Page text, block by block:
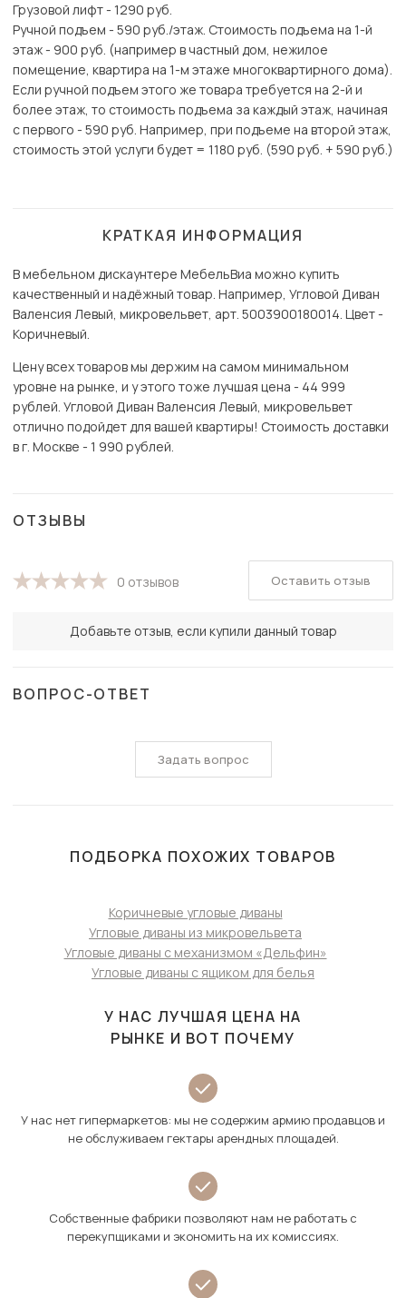
Грузовой лифт - 1290 руб.
Ручной подъем - 590 руб./этаж. Стоимость подъема на 1-й
этаж - 900 руб. (например в частный дом, нежилое
помещение, квартира на 1-м этаже многоквартирного дома).
Если ручной подъем этого же товара требуется на 2-й и
более этаж, то стоимость подъема за каждый этаж, начиная
с первого - 590 руб. Например, при подъеме на второй этаж,
стоимость этой услуги будет = 1180 руб. (590 руб. + 590 руб.)
КРАТКАЯ ИНФОРМАЦИЯ
В мебельном дискаунтере МебельВиа можно купить
качественный и надёжный товар. Например, Угловой Диван
Валенсия Левый, микровельвет, арт. 5003900180014. Цвет -
Коричневый.
Цену всех товаров мы держим на самом минимальном
уровне на рынке, и у этого тоже лучшая цена - 44 999
рублей. Угловой Диван Валенсия Левый, микровельвет
отлично подойдет для вашей квартиры! Стоимость доставки
в г. Москве - 1 990 рублей.
ОТЗЫВЫ
0 отзывов
Добавьте отзыв, если купили данный товар
Оставить отзыв
ВОПРОС-ОТВЕТ
Задать вопрос
ПОДБОРКА ПОХОЖИХ ТОВАРОВ
Коричневые угловые диваны
Угловые диваны из микровельвета
Угловые диваны с механизмом «Дельфин»
Угловые диваны с ящиком для белья
У НАС ЛУЧШАЯ ЦЕНА НА
РЫНКЕ И ВОТ ПОЧЕМУ
У нас нет гипермаркетов: мы не содержим армию продавцов и
не обслуживаем гектары арендных площадей.
Собственные фабрики позволяют нам не работать с
перекупщиками и экономить на их комиссиях.